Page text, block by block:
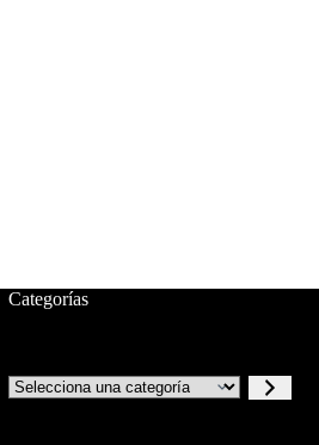
Categorías